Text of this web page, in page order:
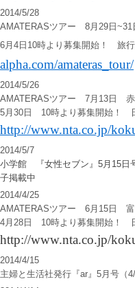
2014/5/28
AMATERASツアー 8月29日
6月4日10時より募集開始！ 旅
alpha.com/amateras_tour/
2014/5/26
AMATERASツアー 7月13日 赤
5月30日 10時より募集開始！
http://www.nta.co.jp/
2014/5/7
小学館 『女性セブン』5月15
子掲載中
2014/4/25
AMATERASツアー 6月15日 富
4月28日 10時より募集開始！
http://www.nta.co.jp/
2014/4/15
主婦と生活社発行『ar』5月号（